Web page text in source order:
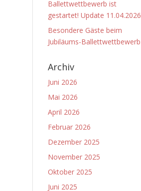
Ballettwettbewerb ist
gestartet! Update 11.04.2026
Besondere Gäste beim
Jubiläums-Ballettwettbewerb
Archiv
Juni 2026
Mai 2026
April 2026
Februar 2026
Dezember 2025
November 2025
Oktober 2025
Juni 2025